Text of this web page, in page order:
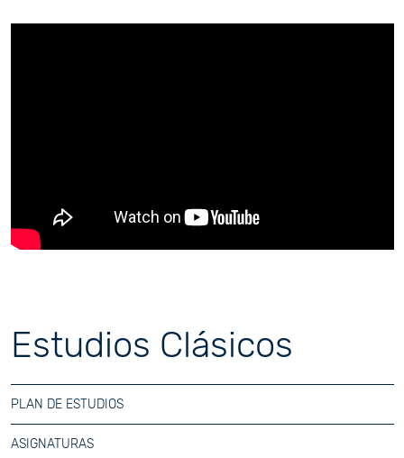
Estudios Clásicos
PLAN DE ESTUDIOS
ASIGNATURAS